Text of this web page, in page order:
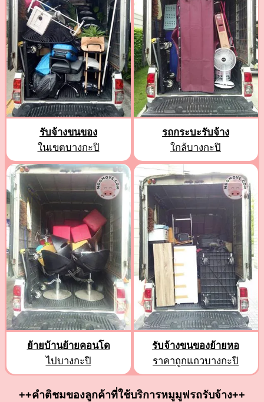
รับจ้างขนของ
ในเขตบางกะปิ
รถกระบะรับจ้าง
ใกล้บางกะปิ
ย้ายบ้านย้ายคอนโด
ไปบางกะปิ
รับจ้างขนของย้ายหอ
ราคาถูกแถวบางกะปิ
++คำติชมของลูกค้าที่ใช้บริการหมูมูฟรถรับจ้าง++